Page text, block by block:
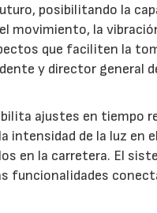
posibilitando la
movimiento, la
que faciliten la
y director general
ajustes en tiempo
de la luz en
en la carretera. El
funcionalidades